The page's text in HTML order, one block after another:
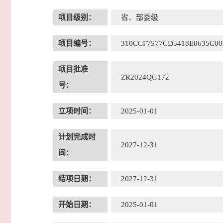
项目级别： 省、部委级
项目编号：
项目批准
号：
ZR2024QG172
立项时间： 2025-01-01
计划完成时
间：
2027-12-31
结项日期： 2027-12-31
开始日期： 2025-01-01